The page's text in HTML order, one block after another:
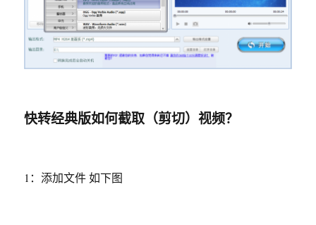
快转经典版如何截取（剪切）视频？
1：添加文件 如下图